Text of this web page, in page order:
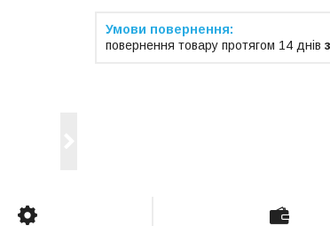
повернення товару протягом 14 днів